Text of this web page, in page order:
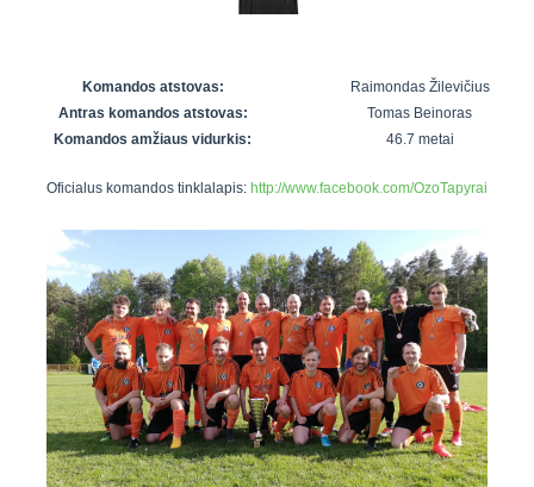
SFL rudens
Snaigės taurė
VRFS Futsal
Komandos atstovas:
Raimondas Žilevičius
Antras komandos atstovas:
Tomas Beinoras
Komandos amžiaus vidurkis:
46.7 metai
Oficialus komandos tinklalapis: http://www.facebook.com/OzoTapyrai